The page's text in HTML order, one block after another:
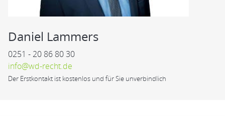
Daniel Lammers
0251 - 20 86 80 30
info@wd-recht.de
Der Erstkontakt ist kostenlos und für Sie unverbindlich